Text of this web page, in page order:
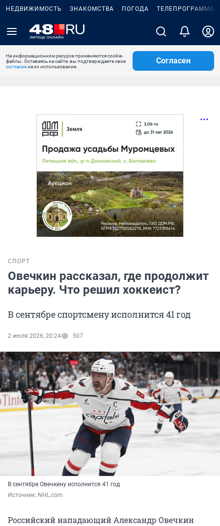
НЕДВИЖИМОСТЬ ЗНАКОМСТВА ПОГОДА ТЕЛЕПРОГРАММА
На информационном ресурсе применяются cookie-
файлы. Оставаясь на сайте, вы подтверждаете свое
согласиена их использование.
Согласен
СПОРТ
Овечкин рассказал, где продолжит
карьеру. Что решил хоккеист?
В сентябре спортсмену исполнится 41 год
2 июля 2026, 20:24 507
В сентябре Овечкину исполнится 41 год
Источник: NHL.com
Российский нападающий Александр Овечкин